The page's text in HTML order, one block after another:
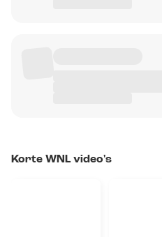
Korte WNL video's